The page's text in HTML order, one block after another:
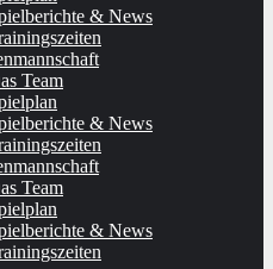
& News
Team
& News
Team
& News